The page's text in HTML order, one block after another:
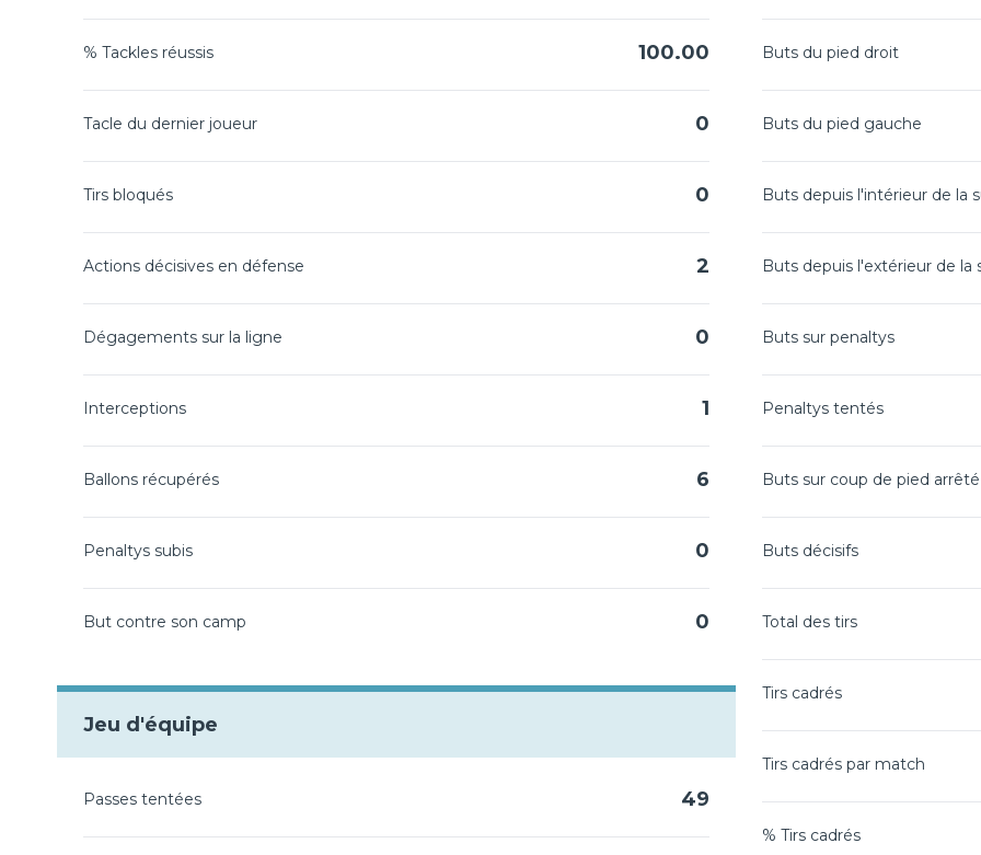
% Tackles réussis 100.00
Tacle du dernier joueur 0
Tirs bloqués 0
Actions décisives en défense 2
Dégagements sur la ligne 0
Interceptions 1
Ballons récupérés 6
Penaltys subis 0
But contre son camp 0
Jeu d'équipe
Passes tentées 49
Buts du pied droit
Buts du pied gauche
Buts depuis l'intérieur de la
Buts depuis l'extérieur de la
Buts sur penaltys
Penaltys tentés
Buts sur coup de pied arrêté
Buts décisifs
Total des tirs
Tirs cadrés
Tirs cadrés par match
% Tirs cadrés